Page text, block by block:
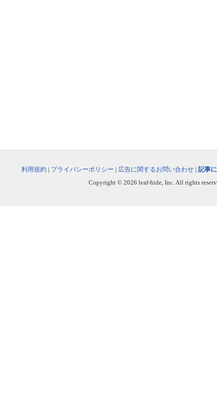
利用規約 | プライバシーポリシー | 広告に関するお問い合わせ | 記事
Copyright © 2026 leaf-hide, Inc. All rights